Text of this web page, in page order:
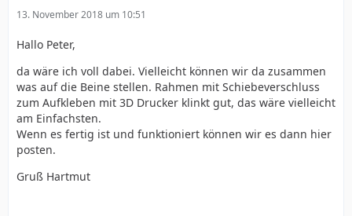
13. November 2018 um 10:51
Hallo Peter,
da wäre ich voll dabei. Vielleicht können wir da zusammen
was auf die Beine stellen. Rahmen mit Schiebeverschluss
zum Aufkleben mit 3D Drucker klinkt gut, das wäre vielleicht
am Einfachsten.
Wenn es fertig ist und funktioniert können wir es dann hier
posten.
Gruß Hartmut